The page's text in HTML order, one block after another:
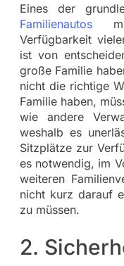
Eines der
Familienautosmit
Verfügbarkeit
ist von
große Familie
nicht die richtige
Familie haben,
wie andere
weshalb es
Sitzplätze zur
es notwendig, im
weiteren
nicht kurz darauf
zu müssen.
2.